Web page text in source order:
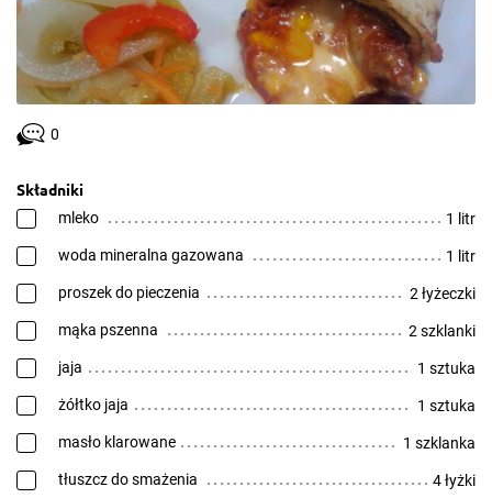
0
Składniki
mleko 1 litr
woda mineralna gazowana 1 litr
proszek do pieczenia 2 łyżeczki
mąka pszenna 2 szklanki
jaja 1 sztuka
żółtko jaja 1 sztuka
masło klarowane 1 szklanka
tłuszcz do smażenia 4 łyżki